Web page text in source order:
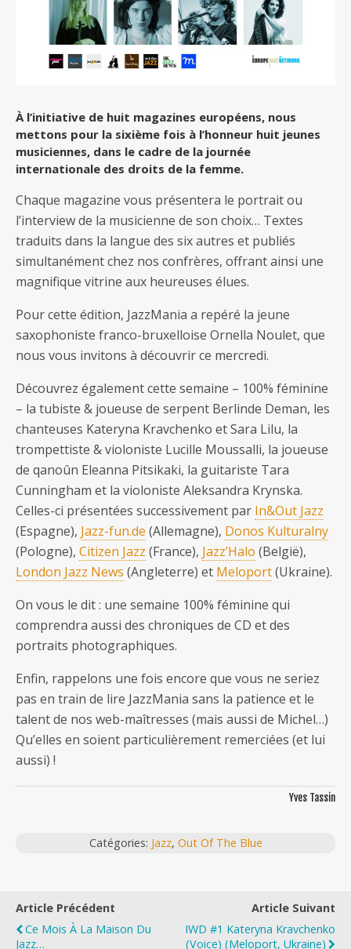
À l’initiative de huit magazines européens, nous
mettons pour la sixième fois à l’honneur huit jeunes
musiciennes, dans le cadre de la journée
internationale des droits de la femme.
Chaque magazine vous présentera le portrait ou
l’interview de la musicienne de son choix… Textes
traduits dans la langue des six autres et publiés
simultanément chez nos confrères, offrant ainsi une
magnifique vitrine aux heureuses élues.
Pour cette édition, JazzMania a repéré la jeune
saxophoniste franco-bruxelloise Ornella Noulet, que
nous vous invitons à découvrir ce mercredi.
Découvrez également cette semaine – 100% féminine
– la tubiste & joueuse de serpent Berlinde Deman, les
chanteuses Kateryna Kravchenko et Sara Lilu, la
trompettiste & violoniste Lucille Moussalli, la joueuse
de qanoûn Eleanna Pitsikaki, la guitariste Tara
Cunningham et la violoniste Aleksandra Krynska.
Celles-ci présentées successivement par In&Out Jazz
(Espagne), Jazz-fun.de (Allemagne), Donos Kulturalny
(Pologne), Citizen Jazz (France), Jazz’Halo (België),
London Jazz News (Angleterre) et Meloport(Ukraine).
On vous le dit : une semaine 100% féminine qui
comprendra aussi des chroniques de CD et des
portraits photographiques.
Enfin, rappelons une fois encore que vous ne seriez
pas en train de lire JazzMania sans la patience et le
talent de nos web-maîtresses (mais aussi de Michel…)
Qu’elles en soient particulièrement remerciées (et lui
aussi) !
Yves Tassin
Catégories: Jazz, Out Of The Blue
Article Précédent
Ce Mois À La Maison Du
Jazz…
Article Suivant
IWD #1 Kateryna Kravchenko
(Voice) (Meloport, Ukraine)